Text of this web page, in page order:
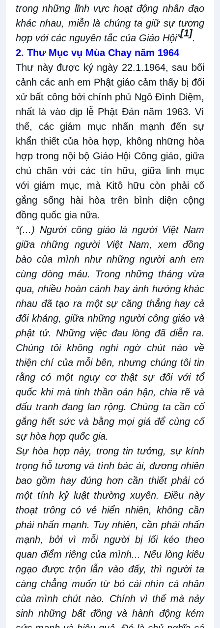
trong những lĩnh vực hoạt động nhân đạo
khác nhau, miễn là chúng ta giữ sự tương
hợp với các nguyên tắc của Giáo Hội”[1].
2. Thư Mục vụ Mùa Chay năm 1964
Thư này được ký ngày 22.1.1964, sau bối
cảnh các anh em Phật giáo cảm thấy bị đối
xử bất công bởi chính phủ Ngô Đình Diệm,
nhất là vào dịp lễ Phật Đản năm 1963. Vì
thế, các giám mục nhấn mạnh đến sự
khẩn thiết của hòa hợp, không những hòa
hợp trong nội bộ Giáo Hội Công giáo, giữa
chủ chăn với các tín hữu, giữa linh mục
với giám mục, mà Kitô hữu còn phải cố
gắng sống hài hòa trên bình diện cộng
đồng quốc gia nữa.
“(...) Người công giáo là người Việt Nam
giữa những người Việt Nam, xem đồng
bào của mình như những người anh em
cùng dòng máu. Trong những tháng vừa
qua, nhiều hoàn cảnh hay ảnh hưởng khác
nhau đã tạo ra một sự căng thẳng hay cả
đối kháng, giữa những người công giáo và
phật tử. Những việc đau lòng đã diễn ra.
Chúng tôi không nghi ngờ chút nào về
thiện chí của mỗi bên, nhưng chúng tôi tin
rằng có một nguy cơ thật sự đối với tổ
quốc khi mà tinh thần oán hận, chia rẽ và
đấu tranh đang lan rộng. Chúng ta cần cố
gắng hết sức và bằng mọi giá để củng cố
sự hòa hợp quốc gia.
Sự hòa hợp này, trong tin tưởng, sự kính
trọng hỗ tương và tình bác ái, đương nhiên
bao gồm hay đúng hơn cần thiết phải có
một tính kỷ luật thường xuyên. Điều này
thoạt trông có vẻ hiển nhiên, không cần
phải nhấn mạnh. Tuy nhiên, cần phải nhấn
mạnh, bởi vì mỗi người bị lối kéo theo
quan điểm riêng của mình... Nếu lòng kiêu
ngạo được trộn lẫn vào đấy, thì người ta
càng chẳng muốn từ bỏ cái nhìn cá nhân
của mình chút nào. Chính vì thế mà nảy
sinh những bất đồng và hành động kém